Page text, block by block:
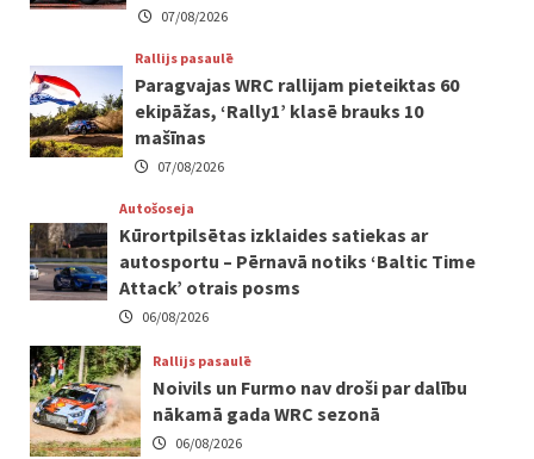
07/08/2026
Rallijs pasaulē
Paragvajas WRC rallijam pieteiktas 60
ekipāžas, ‘Rally1’ klasē brauks 10
mašīnas
07/08/2026
Autošoseja
Kūrortpilsētas izklaides satiekas ar
autosportu – Pērnavā notiks ‘Baltic Time
Attack’ otrais posms
06/08/2026
Rallijs pasaulē
Noivils un Furmo nav droši par dalību
nākamā gada WRC sezonā
06/08/2026